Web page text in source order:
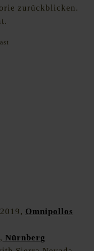
zurückblicken.
Omnipollos
Nürnberg